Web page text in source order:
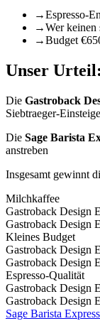
→Espresso-
→Wer keinen
→Budget
Unser Urteil:
Die Gastroback
Siebtraeger-
Die Sage Barista
anstreben
Insgesamt gewinnt
Milchkaffee
Gastroback Design
Gastroback Design
Kleines Budget
Gastroback Design
Gastroback Design
Espresso-Qualität
Gastroback Design
Gastroback Design
Sage Barista